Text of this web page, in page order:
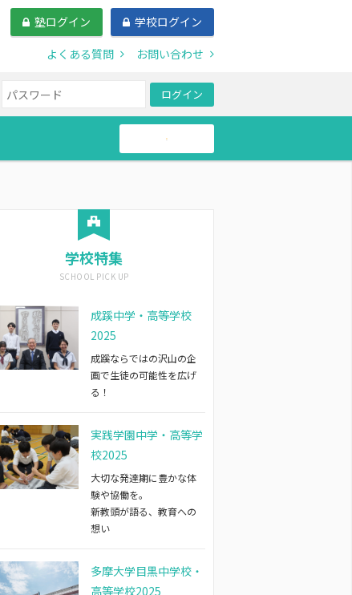
塾ログイン
学校ログイン
よくある質問
お問い合わせ
ログイン
帰国生
学校特集
成蹊中学・高等学校
2025
成蹊ならではの沢山の企
画で生徒の可能性を広げ
る！
実践学園中学・高等学
校2025
大切な発達期に豊かな体
験や協働を。
新教頭が語る、教育への
想い
多摩大学目黒中学校・
高等学校2025